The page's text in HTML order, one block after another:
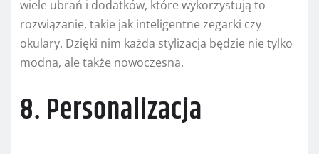
wiele ubrań i dodatków, które wykorzystują to
rozwiązanie, takie jak inteligentne zegarki czy
okulary. Dzięki nim każda stylizacja będzie nie tylko
modna, ale także nowoczesna.
8. Personalizacja